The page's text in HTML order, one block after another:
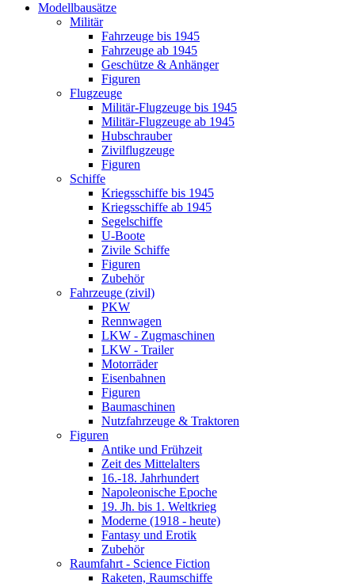
Modellbausätze
Militär
Fahrzeuge bis 1945
Fahrzeuge ab 1945
Geschütze & Anhänger
Figuren
Flugzeuge
Militär-Flugzeuge bis 1945
Militär-Flugzeuge ab 1945
Hubschrauber
Zivilflugzeuge
Figuren
Schiffe
Kriegsschiffe bis 1945
Kriegsschiffe ab 1945
Segelschiffe
U-Boote
Zivile Schiffe
Figuren
Zubehör
Fahrzeuge (zivil)
PKW
Rennwagen
LKW - Zugmaschinen
LKW - Trailer
Motorräder
Eisenbahnen
Figuren
Baumaschinen
Nutzfahrzeuge & Traktoren
Figuren
Antike und Frühzeit
Zeit des Mittelalters
16.-18. Jahrhundert
Napoleonische Epoche
19. Jh. bis 1. Weltkrieg
Moderne (1918 - heute)
Fantasy und Erotik
Zubehör
Raumfahrt - Science Fiction
Raketen, Raumschiffe